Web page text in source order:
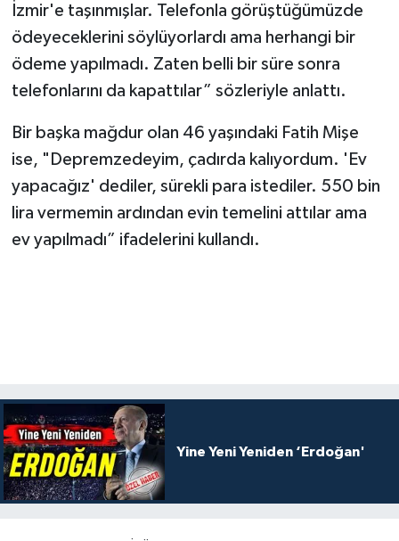
İzmir'e taşınmışlar. Telefonla görüştüğümüzde
ödeyeceklerini söylüyorlardı ama herhangi bir
ödeme yapılmadı. Zaten belli bir süre sonra
telefonlarını da kapattılar” sözleriyle anlattı.
Bir başka mağdur olan 46 yaşındaki Fatih Mişe
ise, "Depremzedeyim, çadırda kalıyordum. 'Ev
yapacağız' dediler, sürekli para istediler. 550 bin
lira vermemin ardından evin temelini attılar ama
ev yapılmadı” ifadelerini kullandı.
Yine Yeni Yeniden ‘Erdoğan'